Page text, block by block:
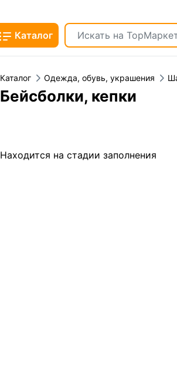
Каталог
Каталог Одежда, обувь, украшения
Бейсболки, кепки
Находится на стадии заполнения